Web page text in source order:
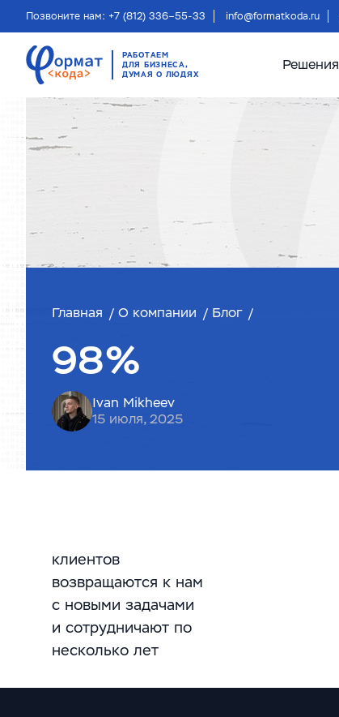
Позвоните нам: +7 (812) 336–55-33 info@formatkoda.ru
РАБОТАЕМ
ДЛЯ БИЗНЕСА,
ДУМАЯ О ЛЮДЯХ
Решения
Главная О компании Блог
98%
Ivan Mikheev
15 июля, 2025
клиентов
возвращаются к нам
с новыми задачами
и сотрудничают по
несколько лет